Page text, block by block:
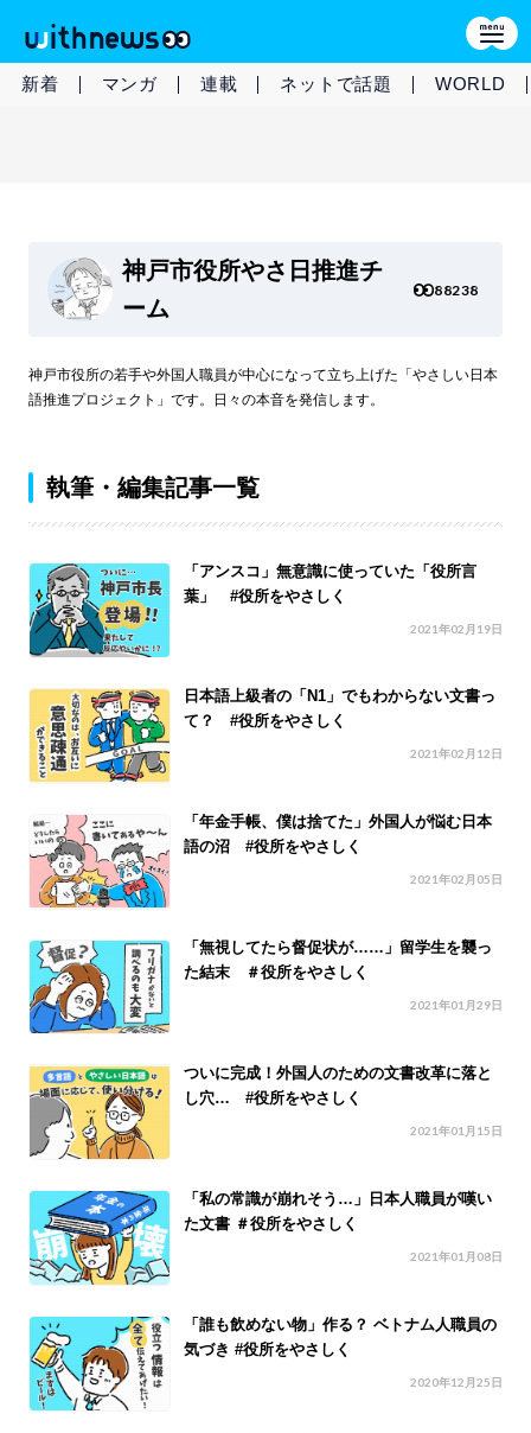
新着 マンガ 連載 ネットで話題 WORLD
神戸市役所やさ日推進チ
ーム
88238
神戸市役所の若手や外国人職員が中心になって立ち上げた「やさしい日本
語推進プロジェクト」です。日々の本音を発信します。
執筆・編集記事一覧
「アンスコ」無意識に使っていた「役所言
葉」 #役所をやさしく
2021年02月19日
日本語上級者の「N1」でもわからない文書っ
て？ #役所をやさしく
2021年02月12日
「年金手帳、僕は捨てた」外国人が悩む日本
語の沼 #役所をやさしく
2021年02月05日
「無視してたら督促状が……」留学生を襲っ
た結末 ＃役所をやさしく
2021年01月29日
ついに完成！外国人のための文書改革に落と
し穴… #役所をやさしく
2021年01月15日
「私の常識が崩れそう…」日本人職員が嘆い
た文書 ＃役所をやさしく
2021年01月08日
「誰も飲めない物」作る？ ベトナム人職員の
気づき #役所をやさしく
2020年12月25日